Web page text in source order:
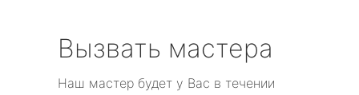
Вызвать мастера
Наш мастер будет у Вас в течении